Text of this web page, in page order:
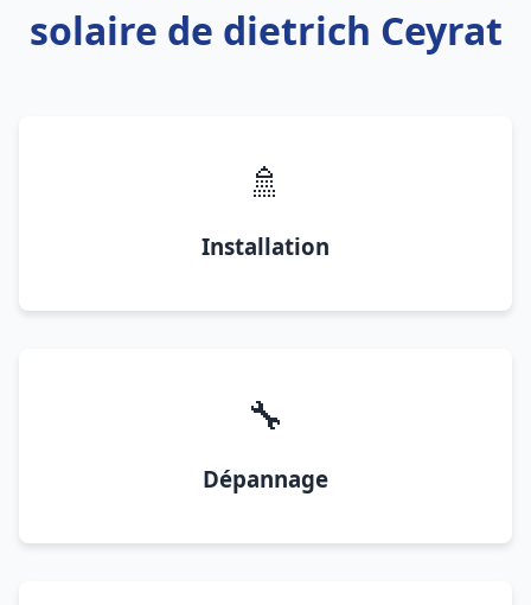
solaire de dietrich Ceyrat
🚿
Installation
🔧
Dépannage